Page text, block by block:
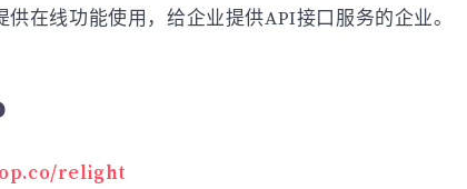
供在线功能使用，给企业提供API接口服务的企业。
relight